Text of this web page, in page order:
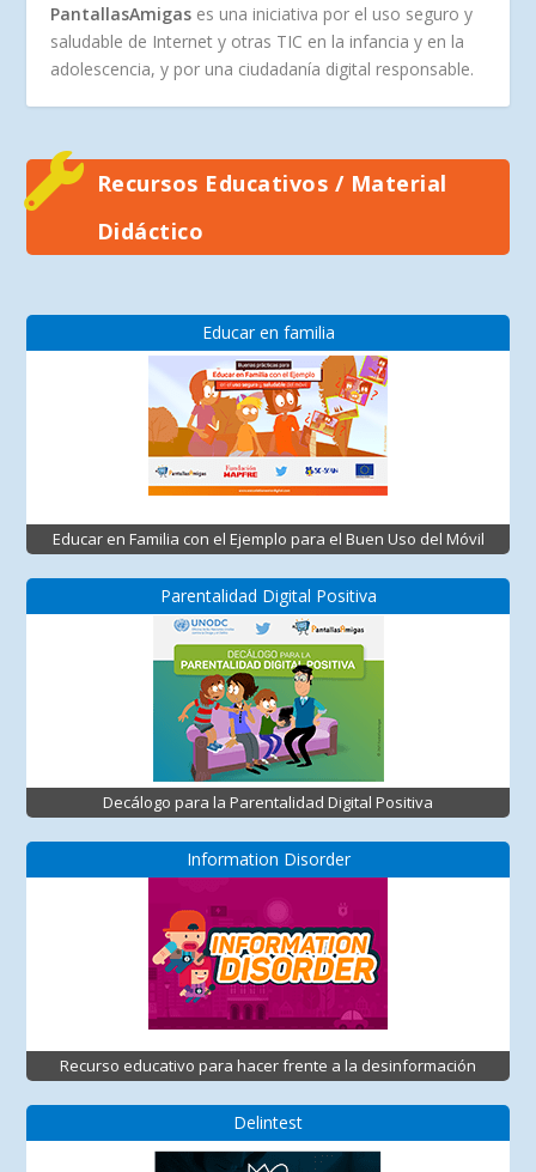
PantallasAmigas es una iniciativa por el uso seguro y
saludable de Internet y otras TIC en la infancia y en la
adolescencia, y por una ciudadanía digital responsable.
Recursos Educativos / Material
Didáctico
Educar en familia
Educar en Familia con el Ejemplo para el Buen Uso del Móvil
Parentalidad Digital Positiva
Decálogo para la Parentalidad Digital Positiva
Information Disorder
Recurso educativo para hacer frente a la desinformación
Delintest